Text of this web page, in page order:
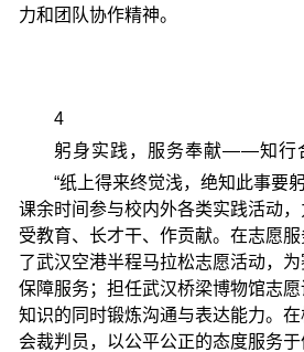
力和团队协作精神。
4
躬身实践，服务奉献——知行
“纸上得来终觉浅，绝知此事要
课余时间参与校内外各类实践活动
受教育、长才干、作贡献。在志愿
了武汉空港半程马拉松志愿活动，
保障服务；担任武汉桥梁博物馆志
知识的同时锻炼沟通与表达能力。
会裁判员，以公平公正的态度服务